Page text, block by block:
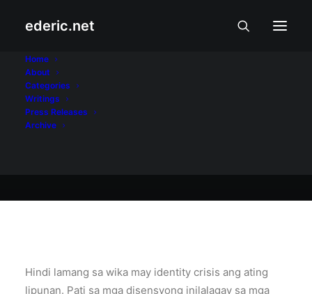
ederic.net
Home
About
Categories
Writings
Press Releases
Archive
Disenyong Pilipino
Hindi lamang sa wika may identity crisis ang ating
lipunan. Pati sa mga disensyong inilalagay sa mga